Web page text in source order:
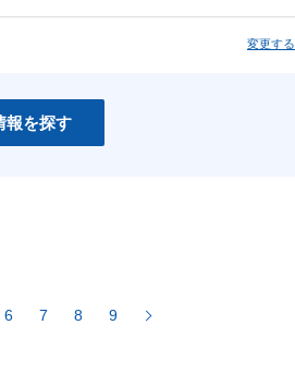
変更する
報を探す
6 7 8 9